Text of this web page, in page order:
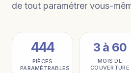
de tout paramétrer vous-
444
PIÈCES
PARAMÉTRABLES
3 à 60
MOIS DE
COUVERTURE